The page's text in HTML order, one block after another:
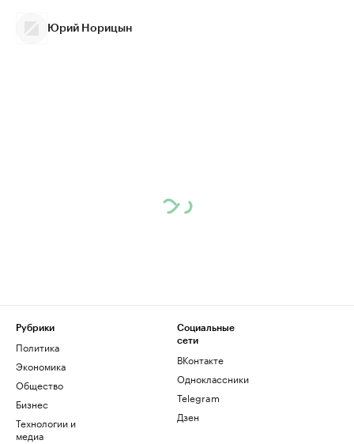
Юрий Норицын
Рубрики
Политика
Экономика
Общество
Бизнес
Технологии и
медиа
Социальные
сети
ВКонтакте
Одноклассники
Telegram
Дзен